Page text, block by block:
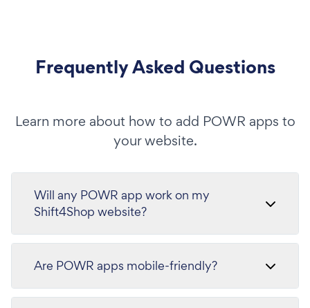
Frequently Asked Questions
Learn more about how to add POWR apps to
your website.
Will any POWR app work on my
Shift4Shop website?
Are POWR apps mobile-friendly?